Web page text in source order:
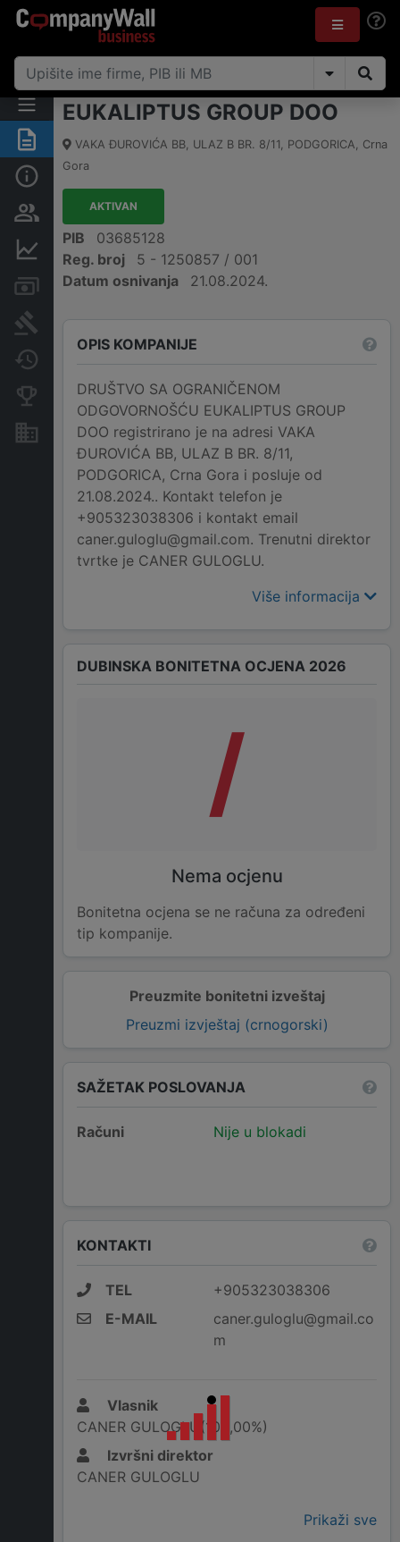
Sažetak
Osobe i vlasništvo
Računi i blokade
Arhiva sudskih objava
Konkurentne kompanije
Nekretnine i imovina
EUKALIPTUS GROUP DOO
VAKA ĐUROVIĆA BB, ULAZ B BR. 8/11, PODGORICA, Crna
Gora
AKTIVAN
PIB
03685128
Reg. broj
5 - 1250857 / 001
Datum osnivanja
21.08.2024.
OPIS KOMPANIJE
DRUŠTVO SA OGRANIČENOM
ODGOVORNOŠĆU EUKALIPTUS GROUP
DOO registrirano je na adresi VAKA
ĐUROVIĆA BB, ULAZ B BR. 8/11,
PODGORICA, Crna Gora i posluje od
21.08.2024.. Kontakt telefon je
+905323038306 i kontakt email
caner.guloglu@gmail.com. Trenutni direktor
tvrtke je CANER GULOGLU.
Više informacija
Preuzmite bonitetni izveštaj
Preuzmi izvještaj (crnogorski)
DUBINSKA BONITETNA OCJENA 2026
/
Nema ocjenu
Bonitetna ocjena se ne računa za određeni
tip kompanije.
SAŽETAK POSLOVANJA
Računi Nije u blokadi
KONTAKTI
TEL
+905323038306
E-MAIL
caner.guloglu@gmail.co
m
Vlasnik
CANER GULOGLU(100,00%)
Izvršni direktor
CANER GULOGLU
Prikaži sve